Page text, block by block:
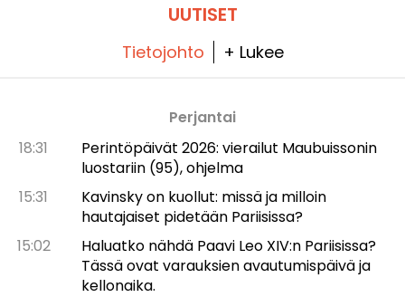
UUTISET
Tietojohto + Lukee
Perjantai
18:31
Perintöpäivät 2026: vierailut Maubuissonin
luostariin (95), ohjelma
15:31
Kavinsky on kuollut: missä ja milloin
hautajaiset pidetään Pariisissa?
15:02
Haluatko nähdä Paavi Leo XIV:n Pariisissa?
Tässä ovat varauksien avautumispäivä ja
kellonaika.